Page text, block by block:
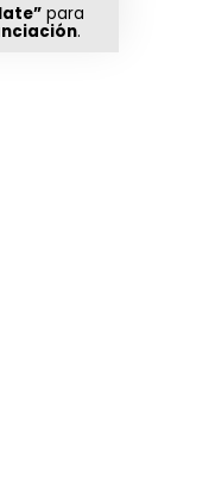
para
.